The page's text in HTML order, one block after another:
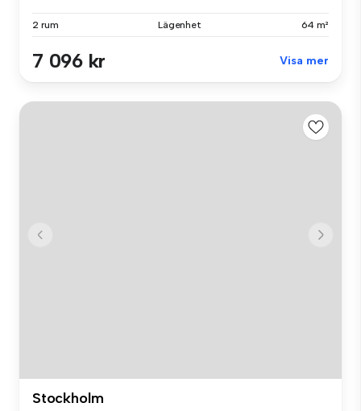
2 rum Lägenhet 64 m²
7 096 kr Visa mer
Stockholm